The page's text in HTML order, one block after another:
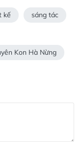
kế sáng tác
Kon Hà Nừng